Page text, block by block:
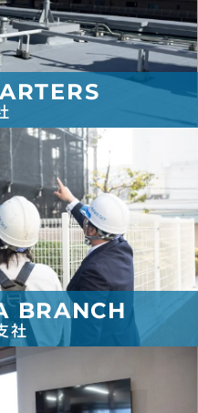
BRANCH
社